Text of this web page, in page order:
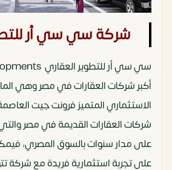
شركة سي سي أر
أكبر شركات العقارات في مصر وهي
الاستثماري المتميز فرونت جيت
شركات العقارات القديمة في مصر
على مدار سنوات بالسوق المصري،
على تجربة استثمارية فريدة مع شركة